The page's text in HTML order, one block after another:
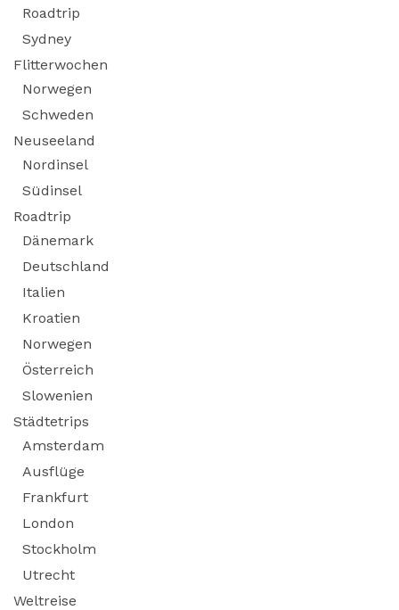
Roadtrip
Sydney
Flitterwochen
Norwegen
Schweden
Neuseeland
Nordinsel
Südinsel
Roadtrip
Dänemark
Deutschland
Italien
Kroatien
Norwegen
Österreich
Slowenien
Städtetrips
Amsterdam
Ausflüge
Frankfurt
London
Stockholm
Utrecht
Weltreise